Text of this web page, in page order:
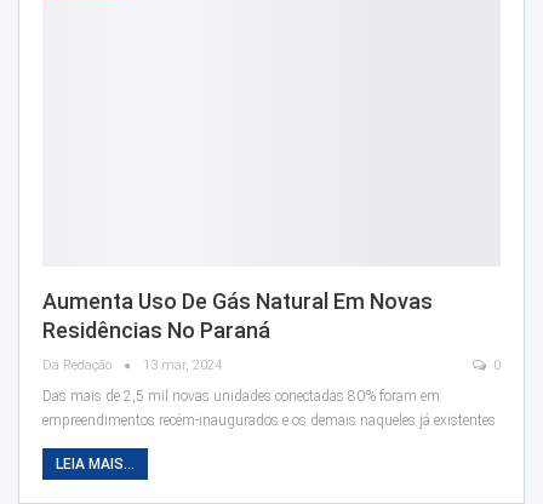
Aumenta Uso De Gás Natural Em Novas
Residências No Paraná
Da Redação 13 mar, 2024 0
Das mais de 2,5 mil novas unidades conectadas 80% foram em
empreendimentos recém-inaugurados e os demais naqueles já existentes
LEIA MAIS...